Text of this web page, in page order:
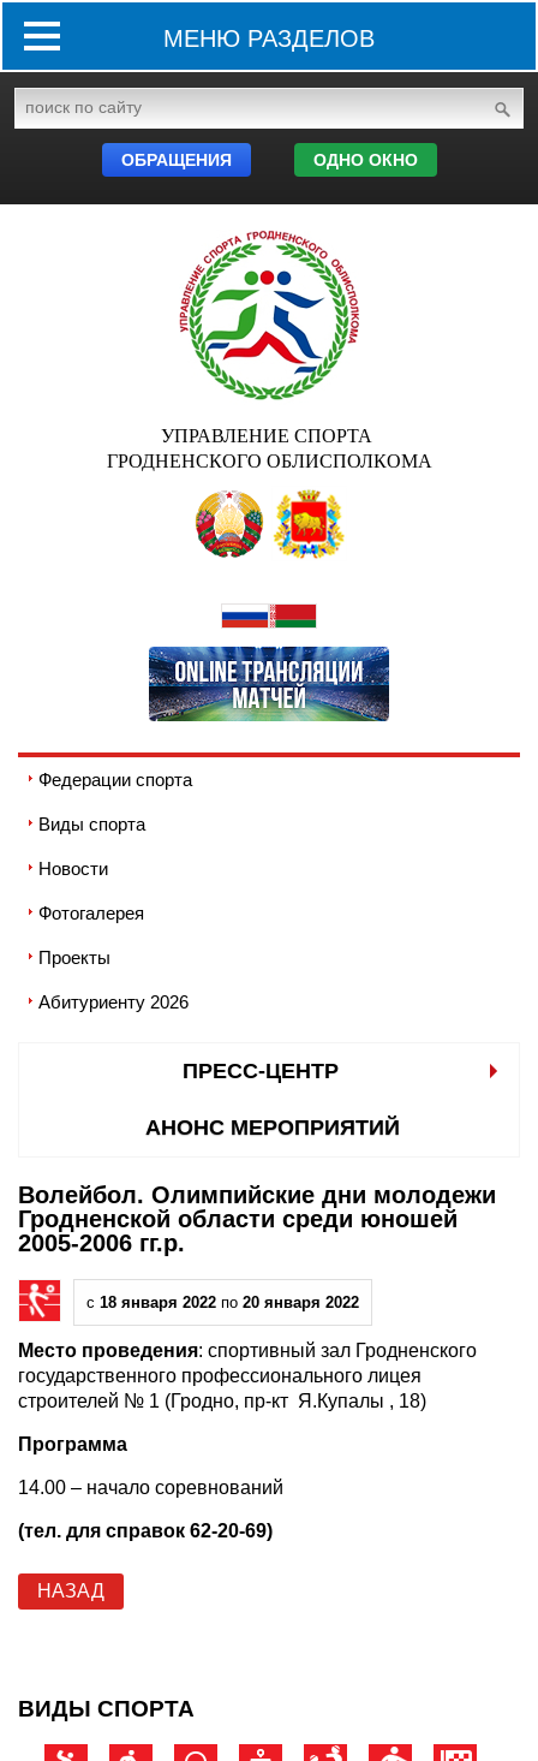
МЕНЮ РАЗДЕЛОВ
ОБРАЩЕНИЯ ОДНО ОКНО
УПРАВЛЕНИЕ СПОРТА
ГРОДНЕНСКОГО ОБЛИСПОЛКОМА
Федерации спорта
Виды спорта
Новости
Фотогалерея
Проекты
Абитуриенту 2026
ПРЕСС-ЦЕНТР
АНОНС МЕРОПРИЯТИЙ
Волейбол. Олимпийские дни молодежи
Гродненской области среди юношей
2005-2006 гг.р.
с 18 января 2022 по 20 января 2022
Место проведения: спортивный зал Гродненского
государственного профессионального лицея
строителей № 1 (Гродно, пр-кт Я.Купалы , 18)
Программа
14.00 – начало соревнований
(тел. для справок 62-20-69)
НАЗАД
ВИДЫ СПОРТА